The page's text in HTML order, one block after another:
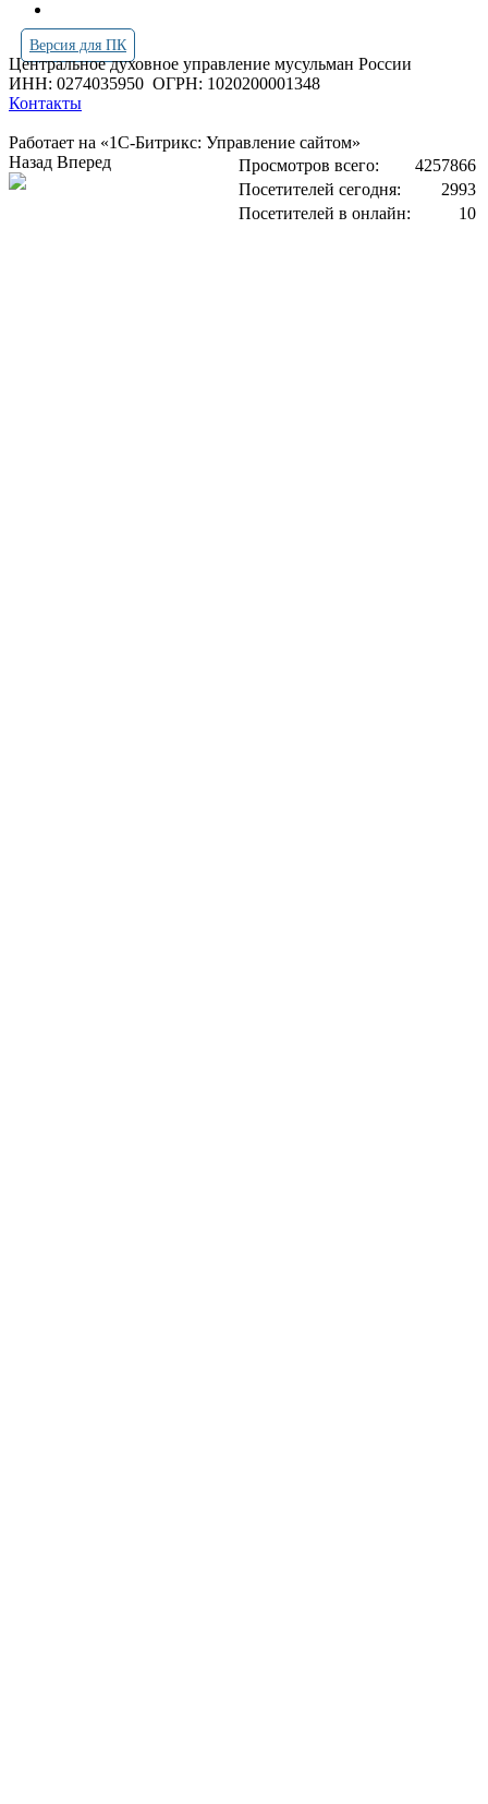
Версия для ПК
Центральное духовное управление мусульман России
ИНН: 0274035950 ОГРН: 1020200001348
Контакты
Работает на «1С-Битрикс: Управление сайтом»
Просмотров всего:
4257866
Посетителей сегодня:
2993
Посетителей в онлайн:
10
Назад Вперед